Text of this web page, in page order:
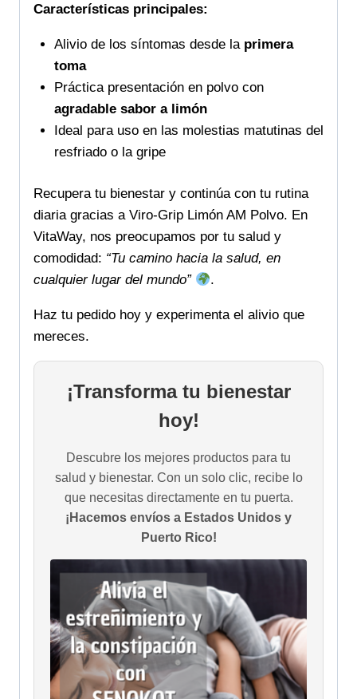
Características principales:
Alivio de los síntomas desde la primera
toma
Práctica presentación en polvo con
agradable sabor a limón
Ideal para uso en las molestias matutinas del
resfriado o la gripe
Recupera tu bienestar y continúa con tu rutina
diaria gracias a Viro-Grip Limón AM Polvo. En
VitaWay, nos preocupamos por tu salud y
comodidad: “Tu camino hacia la salud, en
cualquier lugar del mundo”
.
Haz tu pedido hoy y experimenta el alivio que
mereces.
¡Transforma tu bienestar
hoy!
Descubre los mejores productos para tu
salud y bienestar. Con un solo clic, recibe lo
que necesitas directamente en tu puerta.
¡Hacemos envíos a Estados Unidos y
Puerto Rico!